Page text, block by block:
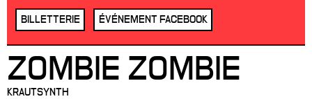
BILLETTERIE ÉVÉNEMENT FACEBOOK
ZOMBIE ZOMBIE
KRAUTSYNTH